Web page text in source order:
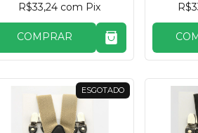
R$33,24 com Pix
COMPRAR
ESGOTADO